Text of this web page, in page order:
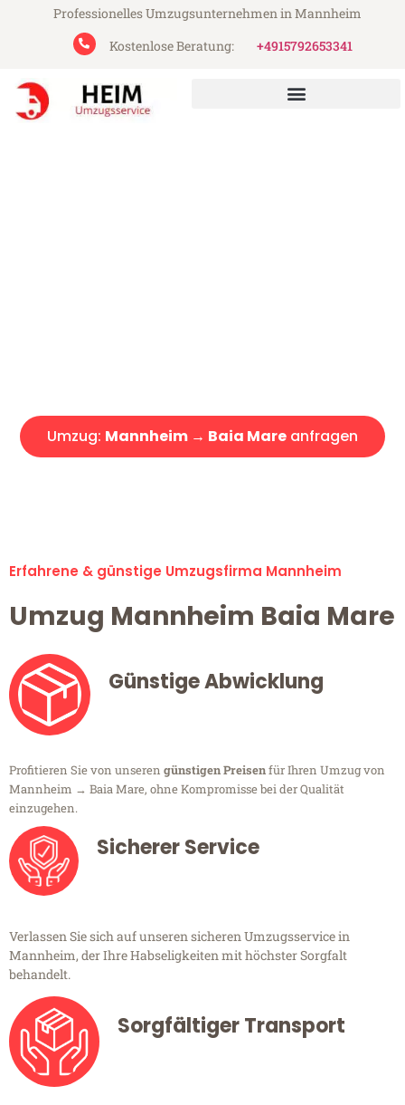
Professionelles Umzugsunternehmen in Mannheim
Kostenlose Beratung:
+4915792653341
Umzug: Mannheim → Baia Mare anfragen
Erfahrene & günstige Umzugsfirma Mannheim
Umzug Mannheim Baia Mare
Günstige Abwicklung
Profitieren Sie von unseren günstigen Preisenfür Ihren Umzug von
Mannheim → Baia Mare, ohne Kompromisse bei der Qualität
einzugehen.
Sicherer Service
Verlassen Sie sich auf unseren sicheren Umzugsservice in
Mannheim, der Ihre Habseligkeiten mit höchster Sorgfalt
behandelt.
Sorgfältiger Transport